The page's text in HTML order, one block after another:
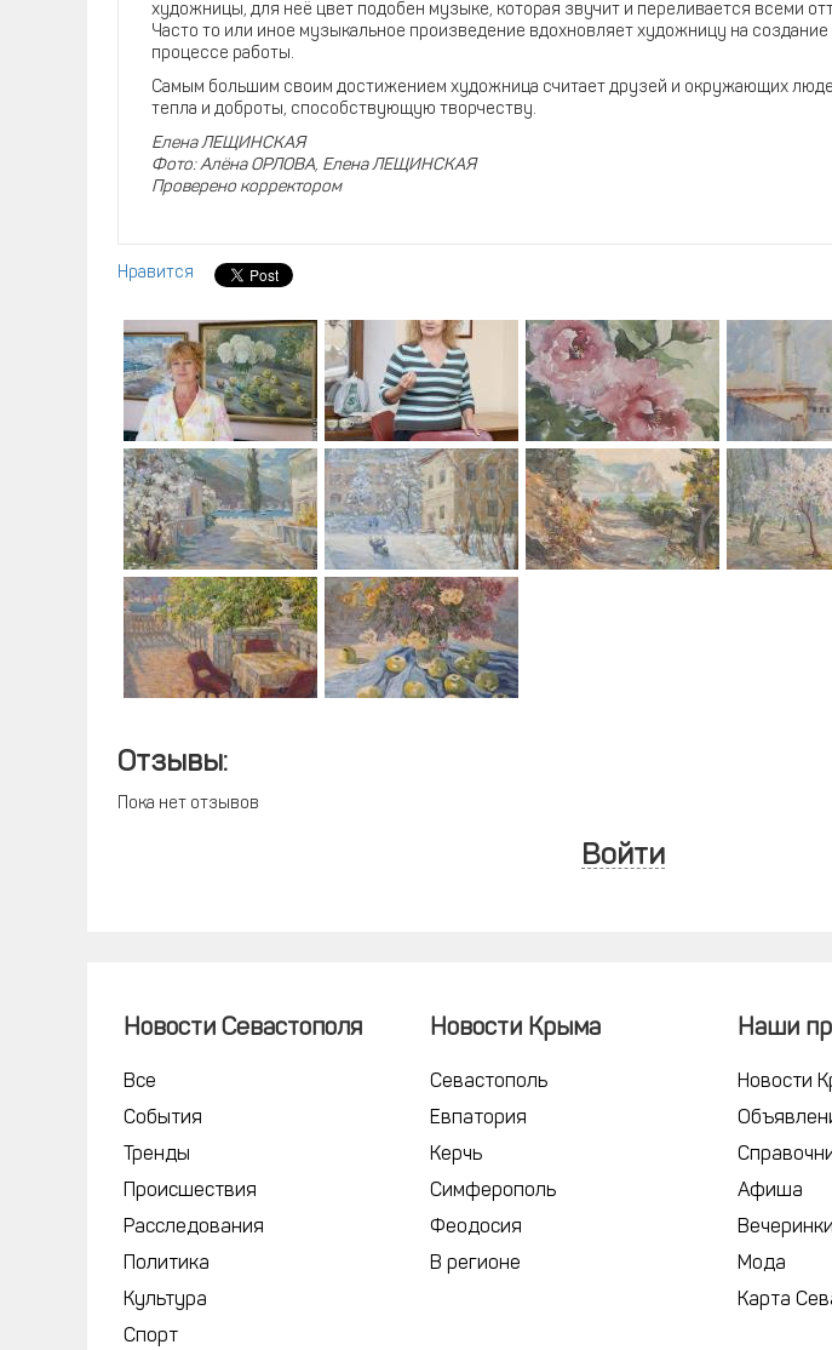
художницы, для неё цвет подобен музыке, которая звучит и переливается всеми
Часто то или иное музыкальное произведение вдохновляет художницу на создание
процессе работы.
Самым большим своим достижением художница считает друзей и окружающих
тепла и доброты, способствующую творчеству.
Елена ЛЕЩИНСКАЯ
Фото: Алёна ОРЛОВА, Елена ЛЕЩИНСКАЯ
Проверено корректором
Нравится
Отзывы:
Пока нет отзывов
Войти
Новости Севастополя
Все
События
Тренды
Происшествия
Расследования
Политика
Культура
Спорт
Новости Крыма
Севастополь
Евпатория
Керчь
Симферополь
Феодосия
В регионе
Наши
Новости
Афиша
Вечеринки
Мода
Карта